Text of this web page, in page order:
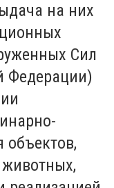
на них
Сил
Федерации)
объектов,